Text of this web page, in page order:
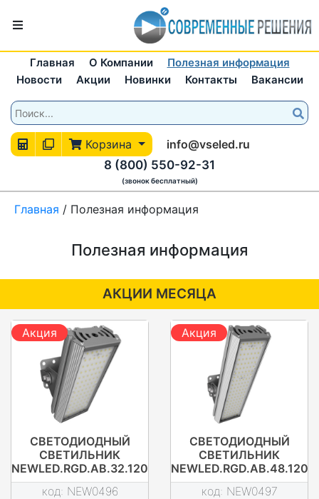
Главная О Компании
Полезная информация
Новости
Акции Новинки Контакты Вакансии
Корзина
info@vseled.ru
8 (800) 550-92-31
(звонок бесплатный)
Главная / Полезная информация
Полезная информация
АКЦИИ МЕСЯЦА
Акция
СВЕТОДИОДНЫЙ
СВЕТИЛЬНИК
NEWLED.RGD.AB.32.120.5K.IP67
код: NEW0496
Акция
СВЕТОДИОДНЫЙ
СВЕТИЛЬНИК
код: NEW0497